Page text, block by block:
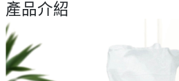
產品介紹